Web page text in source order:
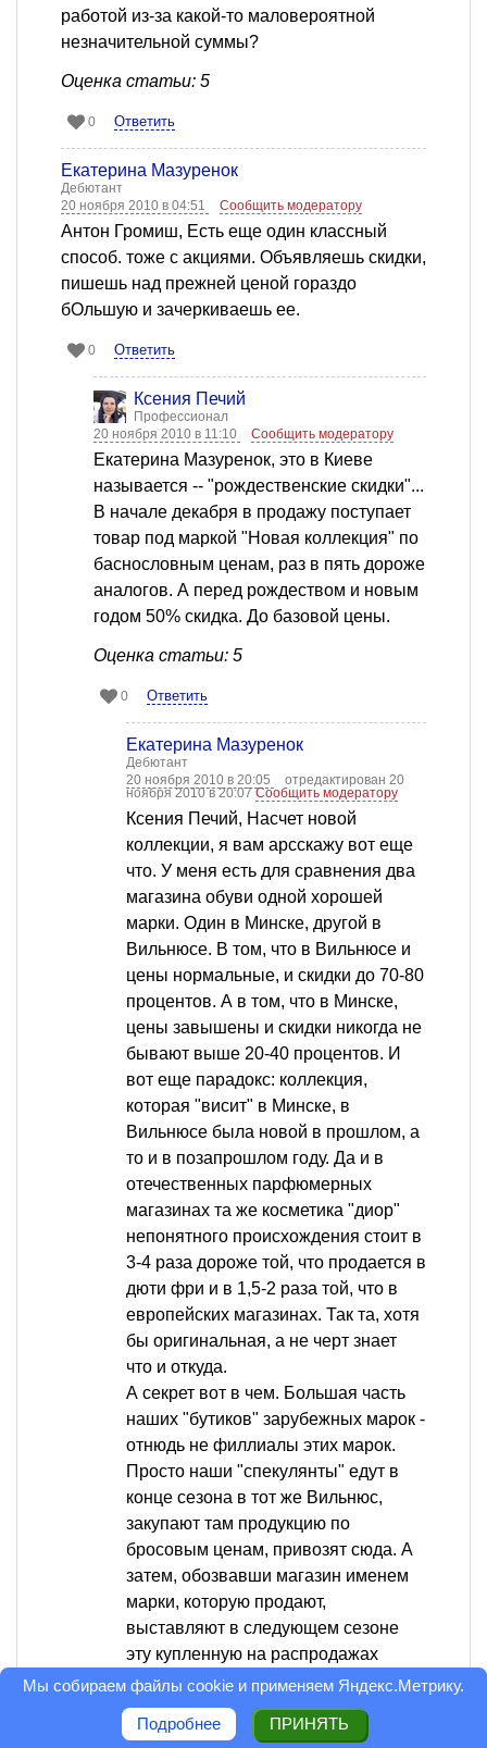
работой из-за какой-то маловероятной
незначительной суммы?
Оценка статьи: 5
0 Ответить
Екатерина Мазуренок
Дебютант
20 ноября 2010 в 04:51
Сообщить модератору
Антон Громиш, Есть еще один классный
способ. тоже с акциями. Объявляешь скидки,
пишешь над прежней ценой гораздо
бОльшую и зачеркиваешь ее.
0 Ответить
Ксения Печий
Профессионал
20 ноября 2010 в 11:10
Сообщить модератору
Екатерина Мазуренок, это в Киеве
называется -- "рождественские скидки"...
В начале декабря в продажу поступает
товар под маркой "Новая коллекция" по
баснословным ценам, раз в пять дороже
аналогов. А перед рождеством и новым
годом 50% скидка. До базовой цены.
Оценка статьи: 5
0 Ответить
Екатерина Мазуренок
Дебютант
20 ноября 2010 в 20:05
отредактирован 20
ноября 2010 в 20:07Сообщить модератору
Ксения Печий, Насчет новой
коллекции, я вам арсскажу вот еще
что. У меня есть для сравнения два
магазина обуви одной хорошей
марки. Один в Минске, другой в
Вильнюсе. В том, что в Вильнюсе и
цены нормальные, и скидки до 70-80
процентов. А в том, что в Минске,
цены завышены и скидки никогда не
бывают выше 20-40 процентов. И
вот еще парадокс: коллекция,
которая "висит" в Минске, в
Вильнюсе была новой в прошлом, а
то и в позапрошлом году. Да и в
отечественных парфюмерных
магазинах та же косметика "диор"
непонятного происхождения стоит в
3-4 раза дороже той, что продается в
дюти фри и в 1,5-2 раза той, что в
европейских магазинах. Так та, хотя
бы оригинальная, а не черт знает
что и откуда.
А секрет вот в чем. Большая часть
наших "бутиков" зарубежных марок -
отнюдь не филлиалы этих марок.
Просто наши "спекулянты" едут в
конце сезона в тот же Вильнюс,
закупают там продукцию по
бросовым ценам, привозят сюда. А
затем, обозвавши магазин именем
марки, которую продают,
выставляют в следующем сезоне
эту купленную на распродажах
продукцию под видом "новой
коллекции" и ставят цены как левая
задняя нога скажет.
Мы собираем файлы cookie и применяем Яндекс.Метрику.
Подробнее ПРИНЯТЬ